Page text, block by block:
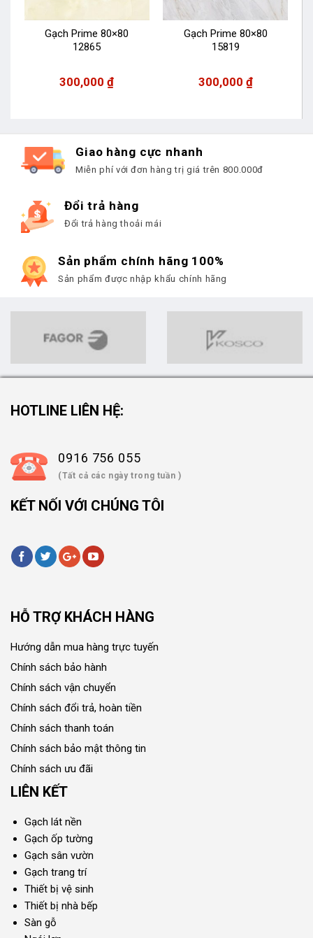
Gạch Prime 80×80
12865
300,000₫
Gạch Prime 80×80
15819
300,000 ₫
Giao hàng cực nhanh
Miễn phí với đơn hàng trị giá trên 800.000đ
Đổi trả hàng
Đổi trả hàng thoải mái
Sản phẩm chính hãng 100%
Sản phẩm được nhập khẩu chính hãng
HOTLINE LIÊN HỆ:
0916 756 055
(Tất cả các ngày trong tuần )
KẾT NỐI VỚI CHÚNG TÔI
HỖ TRỢ KHÁCH HÀNG
Hướng dẫn mua hàng trực tuyến
Chính sách bảo hành
Chính sách vận chuyển
Chính sách đổi trả, hoàn tiền
Chính sách thanh toán
Chính sách bảo mật thông tin
Chính sách ưu đãi
LIÊN KẾT
Gạch lát nền
Gạch ốp tường
Gạch sân vườn
Gạch trang trí
Thiết bị vệ sinh
Thiết bị nhà bếp
Sàn gỗ